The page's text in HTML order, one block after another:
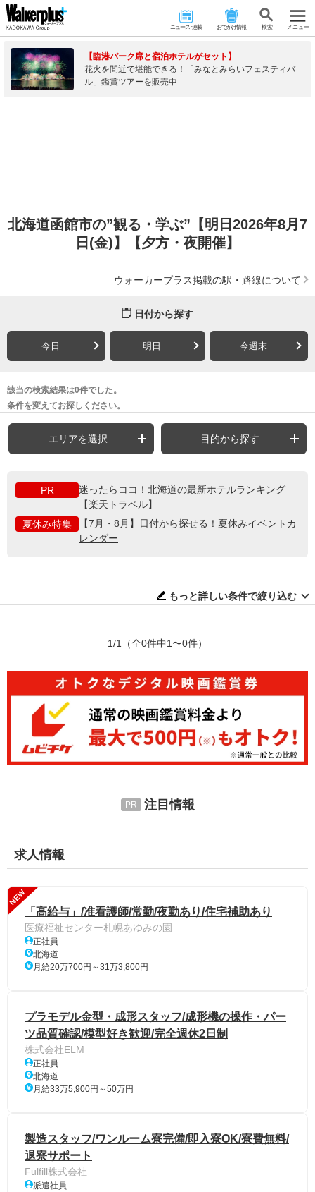
ニュース･連載 おでかけ情報 検 索 メニュー
【臨港パーク席と宿泊ホテルがセット】
花火を間近で堪能できる！「みなとみらいフェスティバ
ル」鑑賞ツアーを販売中
北海道函館市の”観る・学ぶ”【明日2026年8月7
日(金)】【夕方・夜開催】
ウォーカープラス掲載の駅・路線について
日付から探す
今日 明日 今週末
該当の検索結果は0件でした。
条件を変えてお探しください。
エリアを選択 目的から探す
PR
迷ったらココ！北海道の最新ホテルランキング
【楽天トラベル】
夏休み特集
【7月・8月】日付から探せる！夏休みイベントカ
レンダー
もっと詳しい条件で絞り込む
1/1 （全0件中1〜0件）
注目情報
求人情報
NEW
「高給与」/准看護師/常勤/夜勤あり/住宅補助あり
医療福祉センター札幌あゆみの園
正社員
北海道
月給20万700円～31万3,800円
プラモデル金型・成形スタッフ/成形機の操作・パー
ツ品質確認/模型好き歓迎/完全週休2日制
株式会社ELM
正社員
北海道
月給33万5,900円～50万円
製造スタッフ/ワンルーム寮完備/即入寮OK/寮費無料/
退寮サポート
Fulfill株式会社
派遣社員